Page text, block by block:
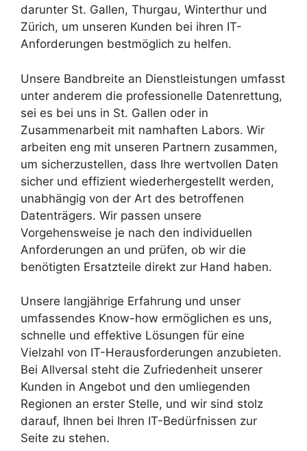
darunter St. Gallen, Thurgau, Winterthur und
Zürich, um unseren Kunden bei ihren IT-
Anforderungen bestmöglich zu helfen.
Unsere Bandbreite an Dienstleistungen umfasst
unter anderem die professionelle Datenrettung,
sei es bei uns in St. Gallen oder in
Zusammenarbeit mit namhaften Labors. Wir
arbeiten eng mit unseren Partnern zusammen,
um sicherzustellen, dass Ihre wertvollen Daten
sicher und effizient wiederhergestellt werden,
unabhängig von der Art des betroffenen
Datenträgers. Wir passen unsere
Vorgehensweise je nach den individuellen
Anforderungen an und prüfen, ob wir die
benötigten Ersatzteile direkt zur Hand haben.
Unsere langjährige Erfahrung und unser
umfassendes Know-how ermöglichen es uns,
schnelle und effektive Lösungen für eine
Vielzahl von IT-Herausforderungen anzubieten.
Bei Allversal steht die Zufriedenheit unserer
Kunden in Angebot und den umliegenden
Regionen an erster Stelle, und wir sind stolz
darauf, Ihnen bei Ihren IT-Bedürfnissen zur
Seite zu stehen.